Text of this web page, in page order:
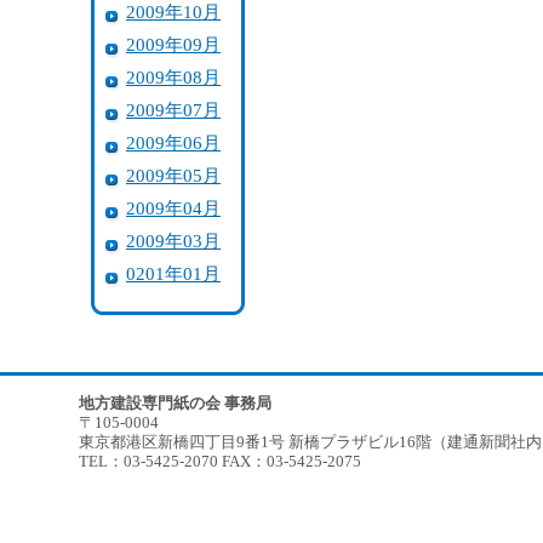
2009年10月
2009年09月
2009年08月
2009年07月
2009年06月
2009年05月
2009年04月
2009年03月
0201年01月
地方建設専門紙の会 事務局
〒105-0004
東京都港区新橋四丁目9番1号 新橋プラザビル16階（建通新聞社
TEL：03-5425-2070 FAX：03-5425-2075